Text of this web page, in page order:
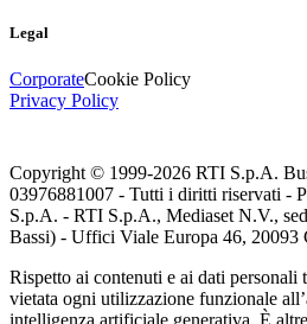
Legal
CorporateCookie Policy
Privacy Policy
Copyright © 1999-2026 RTI S.p.A.
03976881007 - Tutti i diritti riservati -
S.p.A. - RTI S.p.A., Mediaset N.V.,
Bassi) - Uffici Viale Europa 46, 20093
Rispetto ai contenuti e ai dati personali
vietata ogni utilizzazione funzionale
intelligenza artificiale generativa. È